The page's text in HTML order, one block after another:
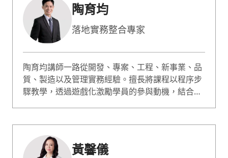
陶育均
落地實務整合專家
陶育均講師一路從開發、專案、工程、新事業、品
質、製造以及管理實務經驗。擅長將課程以程序步
驟教學，透過遊戲化激勵學員的參與動機，結合情
習成效即刻有感。教授PDCA高效工作、流程改
善、問題解決、設計思考、專案管理...等議題
黃馨儀